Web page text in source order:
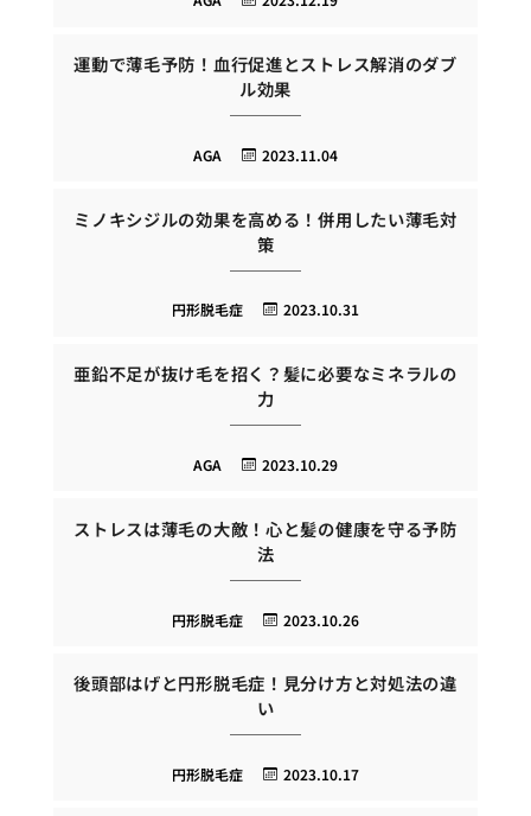
運動で薄毛予防！血行促進とストレス解消のダブ
ル効果
2023.11.04
AGA
ミノキシジルの効果を高める！併用したい薄毛対
策
2023.10.31
円形脱毛症
亜鉛不足が抜け毛を招く？髪に必要なミネラルの
力
2023.10.29
AGA
ストレスは薄毛の大敵！心と髪の健康を守る予防
法
2023.10.26
円形脱毛症
後頭部はげと円形脱毛症！見分け方と対処法の違
い
2023.10.17
円形脱毛症